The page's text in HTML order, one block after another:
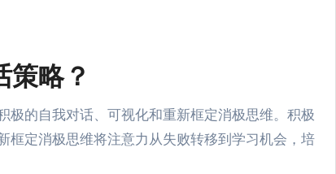
策略？
极的自我对话、可视化和重新框定消极思维。积极
框定消极思维将注意力从失败转移到学习机会，培